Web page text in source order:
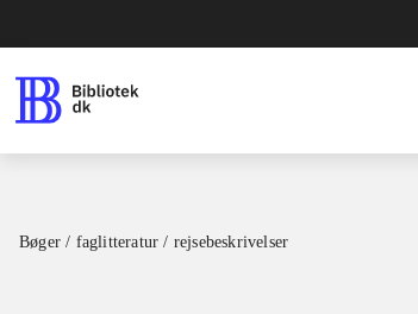
Bøger / faglitteratur / rejsebeskrivelser